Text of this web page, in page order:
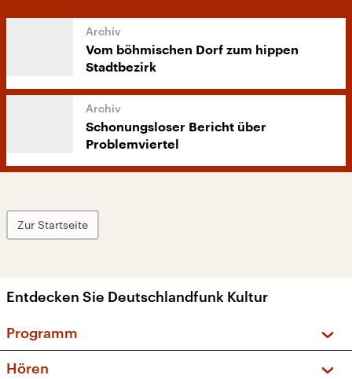
Vom böhmischen Dorf zum hippen
Stadtbezirk
Schonungsloser Bericht über
Problemviertel
Zur Startseite
Entdecken Sie Deutschlandfunk Kultur
Programm
Hören